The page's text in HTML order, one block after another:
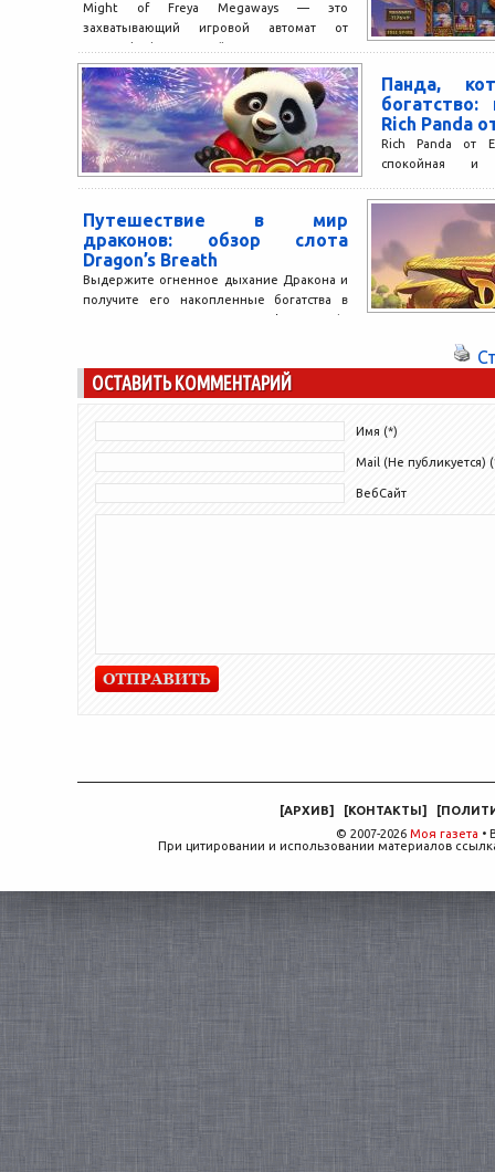
Might of Freya Megaways — это
захватывающий игровой автомат от
Pragmatic Play, который переносит игроков
в мир скандинавской мифологии.
Главной...
Панда,
Rich Panda
Rich Panda от
спокойная и
восточного мира.
Путешествие в мир
драконов: обзор слота
Dragon’s Breath
Выдержите огненное дыхание Дракона и
получите его накопленные богатства в
игровом автомате Dragon’s Breath,
ОСТАВИТЬ КОММЕНТАРИЙ
Имя (*)
Mail (Не публикуется)
ВебСайт
[АРХИВ] [КОНТАКТЫ] [
© 2007-2026 Моя газета •
При цитировании и использовании материалов